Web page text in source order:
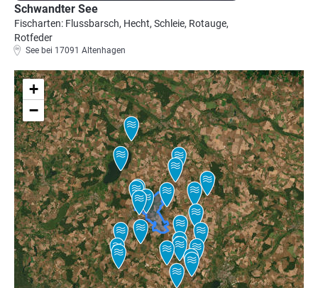
Schwandter See
Fischarten: Flussbarsch, Hecht, Schleie, Rotauge,
Rotfeder
See bei 17091 Altenhagen
+
−